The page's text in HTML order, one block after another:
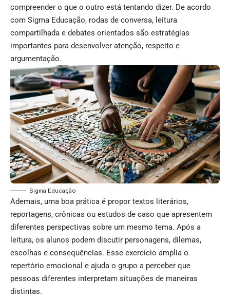
compreender o que o outro está tentando dizer. De acordo
com Sigma Educação, rodas de conversa, leitura
compartilhada e debates orientados são estratégias
importantes para desenvolver atenção, respeito e
argumentação.
Sigma Educação
Ademais, uma boa prática é propor textos literários,
reportagens, crônicas ou estudos de caso que apresentem
diferentes perspectivas sobre um mesmo tema. Após a
leitura, os alunos podem discutir personagens, dilemas,
escolhas e consequências. Esse exercício amplia o
repertório emocional e ajuda o grupo a perceber que
pessoas diferentes interpretam situações de maneiras
distintas.